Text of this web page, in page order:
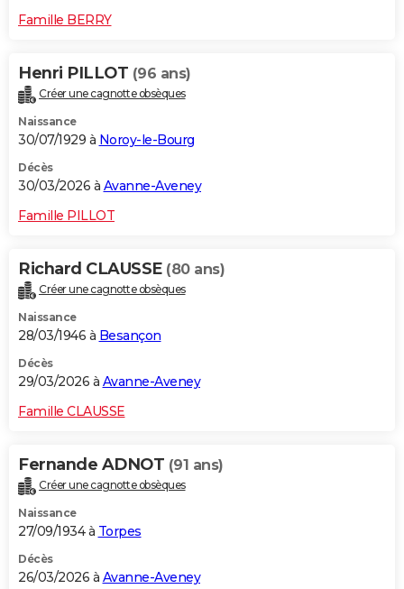
Famille BERRY
Henri PILLOT (96 ans)
Créer une cagnotte obsèques
Naissance
30/07/1929 à Noroy-le-Bourg
Décès
30/03/2026 à Avanne-Aveney
Famille PILLOT
Richard CLAUSSE (80 ans)
Créer une cagnotte obsèques
Naissance
28/03/1946 à Besançon
Décès
29/03/2026 à Avanne-Aveney
Famille CLAUSSE
Fernande ADNOT (91 ans)
Créer une cagnotte obsèques
Naissance
27/09/1934 à Torpes
Décès
26/03/2026 à Avanne-Aveney